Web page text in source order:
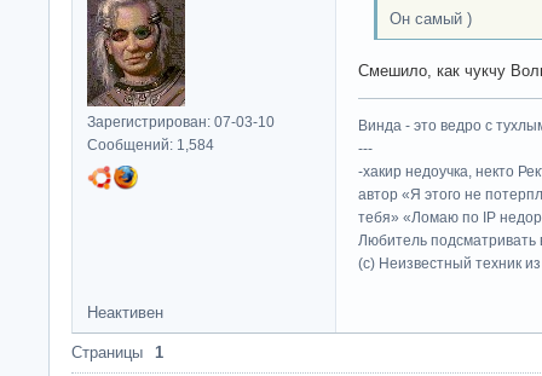
Зарегистрирован: 07-03-10
Сообщений: 1,584
Он самый )
Смешило, как чукчу
Винда - это ведро с
---
-хакир недоучка, некто
автор «Я этого не
тебя» «Ломаю по IP
Любитель подсматривать
(c) Неизвестный техник
Неактивен
Страницы 1